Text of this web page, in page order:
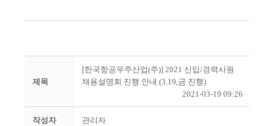
제목
[한국항공우주산업(주)] 2021 신입/경력사원
채용설명회 진행 안내 (3.19,금 진행)
2021-03-19 09:26
작성자 관리자